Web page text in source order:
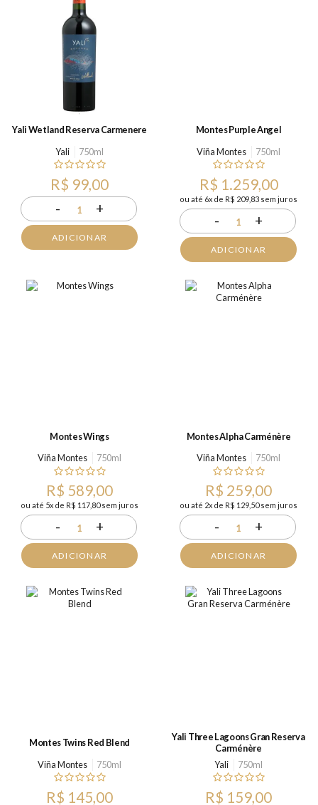
Yali Wetland Reserva Carmenere
Yali
750ml
R$ 99,00
- 1 +
ADICIONAR
Montes Purple Angel
Viña Montes
750ml
R$ 1.259,00
ou até 6x de R$ 209,83 sem juros
- 1 +
ADICIONAR
Montes Wings
Viña Montes
750ml
R$ 589,00
ou até 5x de R$ 117,80 sem juros
- 1 +
ADICIONAR
Montes Alpha Carménère
Viña Montes
750ml
R$ 259,00
ou até 2x de R$ 129,50 sem juros
- 1 +
ADICIONAR
Montes Twins Red Blend
Viña Montes
750ml
R$ 145,00
Yali Three Lagoons Gran Reserva
Carménère
Yali
750ml
R$ 159,00